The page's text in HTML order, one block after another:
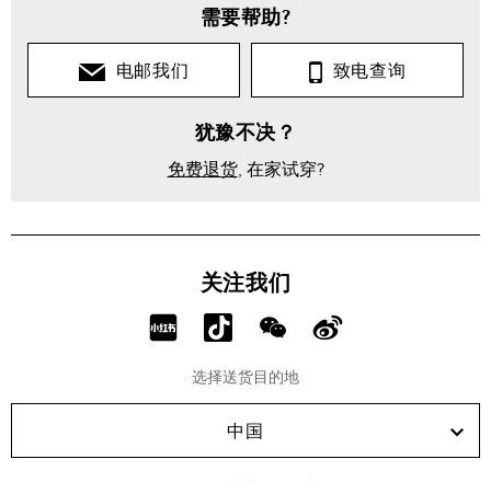
需要帮助?
电邮我们 致电查询
犹豫不决？
免费退货, 在家试穿?
关注我们
分
RED!
分
享
Douyin!
分
享
WeChat!
分
Weibo!
选择送货目的地
中国